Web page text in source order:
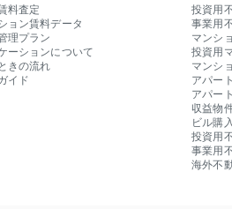
料査定
ョン賃料データ
理プラン
ーションについて
きの流れ
イド
投資用
事業用
マンシ
投資用
マンシ
アパー
アパー
収益物
ビル購
投資用
事業用
海外不